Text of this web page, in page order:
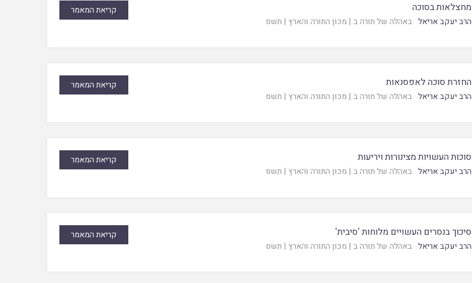
מחצלאות בסוכה
הרב יעקב אריאל באהלה של תורה ב | מכון התורה והארץ | תשס
קריאת המאמר
החזרת סוכה לאפסנאות
הרב יעקב אריאל באהלה של תורה ב | מכון התורה והארץ | תשס
קריאת המאמר
סוכות העשויות מצינורות ויריעות
הרב יעקב אריאל באהלה של תורה ב | מכון התורה והארץ | תשס
קריאת המאמר
סיכוך בנסרים העשויים מלוחות 'סיבית'
הרב יעקב אריאל באהלה של תורה ב | מכון התורה והארץ | תשס
קריאת המאמר